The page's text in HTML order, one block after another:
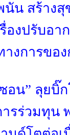
นัน สร้าง
องปรับอา
งการขอ
อน” ลุยบิ๊
ารร่วมทุน